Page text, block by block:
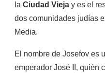
la Ciudad Vieja y es el
dos comunidades judías
Media.
El nombre de Josefov es
emperador José II, quién